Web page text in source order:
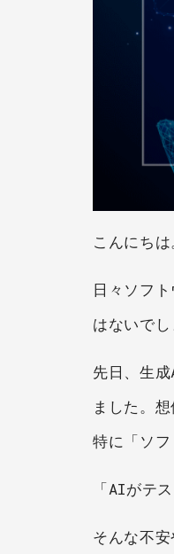
こんにちは
日々ソフ
はないでし
先日、生
ました。
特に「ソ
「AIがテ
そんな不